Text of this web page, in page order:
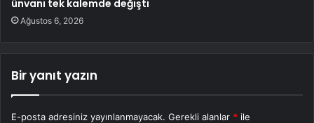
ünvanı tek kalemde değişti
Ağustos 6, 2026
Bir yanıt yazın
E-posta adresiniz yayınlanmayacak. Gerekli alanlar * ile